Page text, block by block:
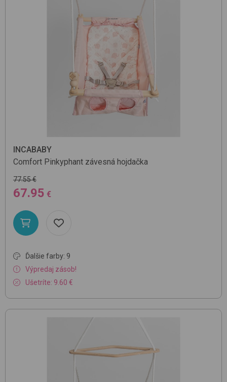
INCABABY
Comfort Pinkyphant závesná hojdačka
77.55 €
67.95 €
Ďalšie farby: 9
Výpredaj zásob!
Ušetríte: 9.60 €